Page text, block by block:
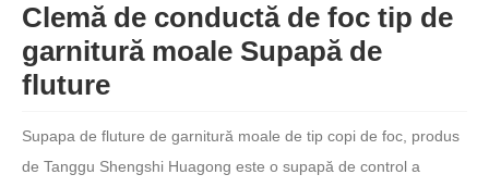
Clemă de conductă de foc tip de
garnitură moale Supapă de
fluture
Supapa de fluture de garnitură moale de tip copi de foc, produs
de Tanggu Shengshi Huagong este o supapă de control a